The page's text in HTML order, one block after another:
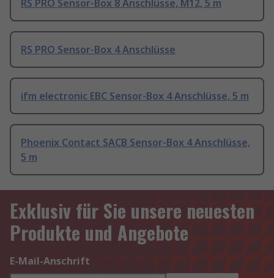
RS PRO Sensor-Box 8 Anschlüsse, M12, 5 m
RS PRO Sensor-Box 4 Anschlüsse
ifm electronic EBC Sensor-Box 4 Anschlüsse, 5 m
Phoenix Contact SACB Sensor-Box 4 Anschlüsse,
5 m
Exklusiv für Sie unsere neuesten
Produkte und Angebote
E-Mail-Anschrift